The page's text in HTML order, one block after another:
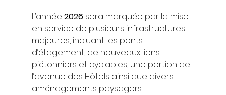
L’année 2026 sera marquée par la mise
en service de plusieurs infrastructures
majeures, incluant les ponts
d’étagement, de nouveaux liens
piétonniers et cyclables, une portion de
l’avenue des Hôtels ainsi que divers
aménagements paysagers.